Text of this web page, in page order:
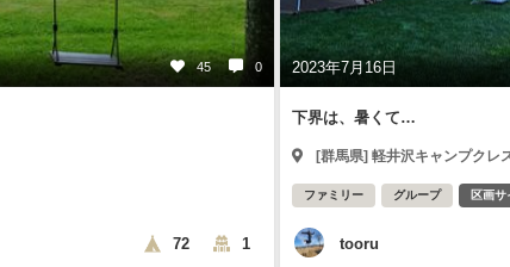
45 0
72 1
2023年7月16日
下界は、暑くて…
[群馬県] 軽井沢キャンプクレ
ファミリー グループ 区画サ
tooru